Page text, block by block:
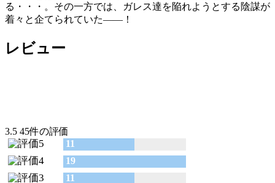
る・・・。その一方では、ガレス達を陥れようとする陰謀が
着々と企てられていた――！
レビュー
3.5 45件の評価
11
19
11